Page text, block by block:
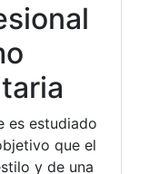
es estudiado
que el
y de una